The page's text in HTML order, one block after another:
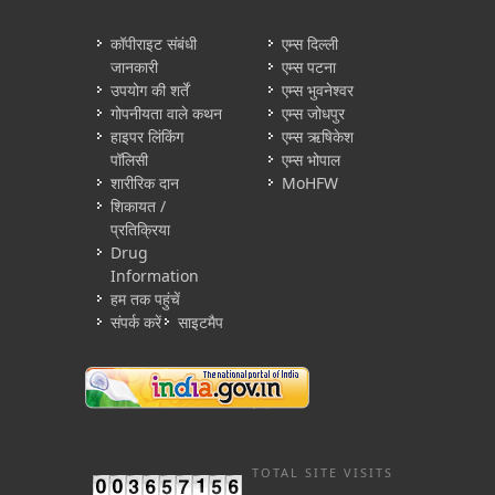
कॉपीराइट संबंधी
जानकारी
उपयोग की शर्तें
गोपनीयता वाले कथन
हाइपर लिंकिंग
पॉलिसी
शारीरिक दान
शिकायत /
प्रतिक्रिया
Drug
Information
हम तक पहुंचें
संपर्क करें
साइटमैप
एम्स दिल्ली
एम्स पटना
एम्स भुवनेश्वर
एम्स जोधपुर
एम्स ऋषिकेश
एम्स भोपाल
MoHFW
TOTAL SITE VISITS